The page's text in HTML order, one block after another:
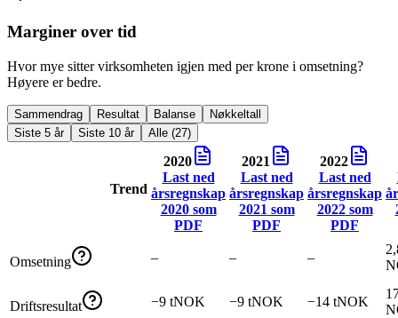
Marginer over tid
Hvor mye sitter virksomheten igjen med per krone i omsetning?
Høyere er bedre.
Sammendrag Resultat Balanse
Nøkkeltall
Siste 5 år
Siste 10 år Alle (27)
Trend
2020
Last ned
årsregnskap
2020som
PDF
2021
Last ned
årsregnskap
2021 som
PDF
2022
Last ned
årsregnskap
2022som
PDF
Omsetning – – –
Driftsresultat −9 tNOK −9 tNOK −14 tNOK